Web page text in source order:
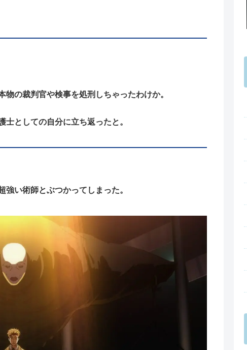
の裁判官や検事を処刑しちゃったわけか。
としての自分に立ち返ったと。
い術師とぶつかってしまった。